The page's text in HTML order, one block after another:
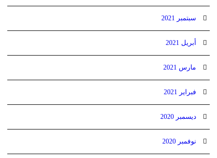
سبتمبر 2021
أبريل 2021
مارس 2021
فبراير 2021
ديسمبر 2020
نوفمبر 2020